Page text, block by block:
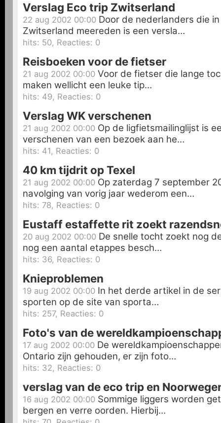
Verslag Eco trip Zwitserland
22 aug 2002 00:00 Door de nederlanders die
Zwitserland meereden is een versla…
hits: 50, Reacties: 0
Reisboeken voor de fietser
21 aug 2002 00:00 Voor de fietser die lange
maken wellicht een leuke tip…
hits: 49, Reacties: 0
Verslag WK verschenen
21 aug 2002 00:00 Op de ligfietsmailinglijst is
verschenen van een bezoek aan he…
hits: 41, Reacties: 0
40 km tijdrit op Texel
21 aug 2002 00:00 Op zaterdag 7 september
navolging van vorig jaar wederom een…
hits: 78, Reacties: 0
Eustaff estaffette rit zoekt
20 aug 2002 00:00 De snelle tocht zoekt nog
nog een aantal etappes besch…
hits: 36, Reacties: 0
Knieproblemen
19 aug 2002 00:00 In het derde artikel in de
sporten op de site van sporta…
hits: 257, Reacties: 0
Foto's van de
17 aug 2002 00:00 De
Ontario zijn gehouden, er zijn foto…
hits: 32, Reacties: 0
verslag van de eco trip en
16 aug 2002 00:00 Sommige liggers worden
bergen en verre oorden. Hierbij…